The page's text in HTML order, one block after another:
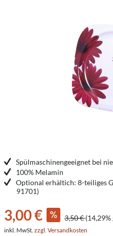
Spülmaschinengeeignet bei
100% Melamin
Optional erhältich: 8-teiliges
91701)
3,00 € 3,50 €
inkl. MwSt. zzgl. Versandkosten